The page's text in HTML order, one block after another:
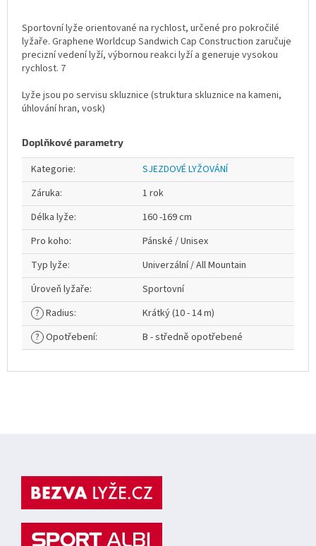
Sportovní lyže orientované na rychlost, určené pro pokročilé
lyžaře. Graphene Worldcup Sandwich Cap Construction zaručuje
precizní vedení lyží, výbornou reakci lyží a generuje vysokou
rychlost. 7
Lyže jsou po servisu skluznice (struktura skluznice na kameni,
úhlování hran, vosk)
Doplňkové parametry
Kategorie:
SJEZDOVÉ LYŽOVÁNÍ
Záruka:
1 rok
Délka lyže:
160 -169 cm
Pro koho:
Pánské / Unisex
Typ lyže:
Univerzální / All Mountain
Úroveň lyžaře:
Sportovní
? Radius:
Krátký (10 - 14 m)
? Opotřebení: B - středně opotřebené